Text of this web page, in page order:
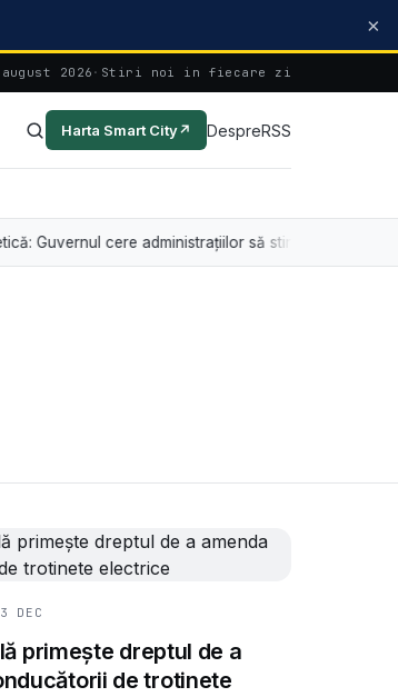
×
2026 · Stiri noi in fiecare zi
Harta Smart City↗ DespreRSS
cere administrațiilor să stingă iluminatul
DEC
primește dreptul de a
de trotinete